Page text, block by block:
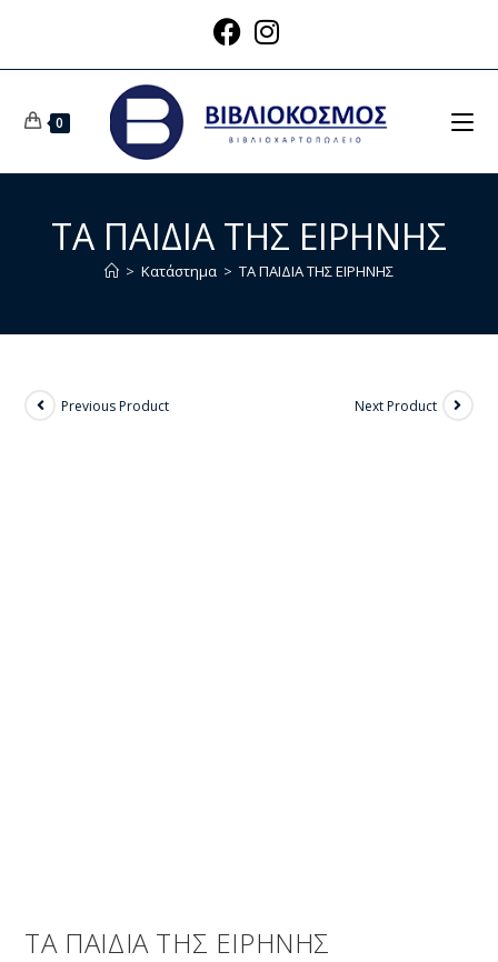
0
ΤΑ ΠΑΙΔΙΑ ΤΗΣ ΕΙΡΗΝΗΣ
> Κατάστημα > ΤΑ ΠΑΙΔΙΑ ΤΗΣ ΕΙΡΗΝΗΣ
Previous Product Next Product
ΤΑ ΠΑΙΔΙΑ ΤΗΣ ΕΙΡΗΝΗΣ